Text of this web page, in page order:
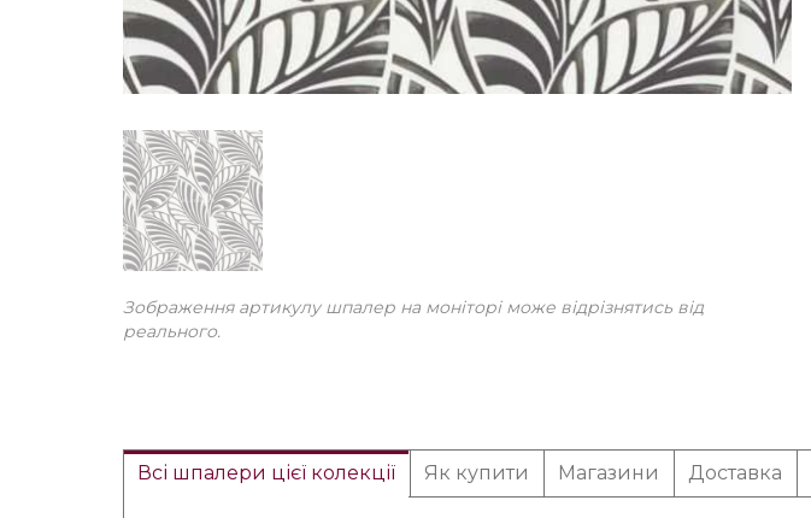
Зображення артикулу шпалер на моніторі може відрізнятись від
реального.
Всі шпалери цієї колекції Як купити Магазини Доставка